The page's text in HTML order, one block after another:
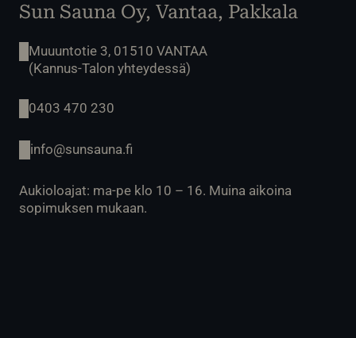
Sun Sauna Oy, Vantaa, Pakkala
Muuuntotie 3, 01510 VANTAA
(Kannus-Talon yhteydessä)
0403 470 230
info@sunsauna.fi
Aukioloajat: ma-pe klo 10 – 16. Muina aikoina
sopimuksen mukaan.